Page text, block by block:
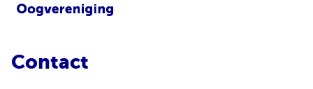
Contact